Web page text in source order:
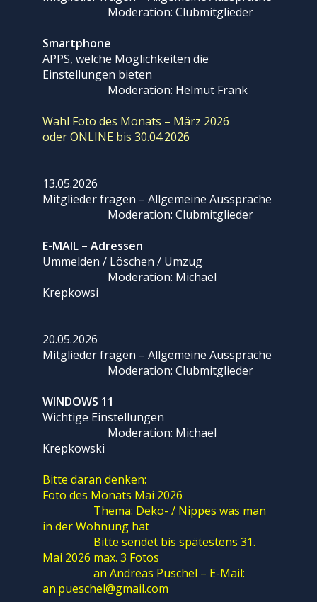
Moderation: Clubmitglieder
Smartphone
APPS, welche Möglichkeiten die
Einstellungen bieten
Moderation: Helmut Frank
Wahl Foto des Monats – März 2026
oder ONLINE bis 30.04.2026
13.05.2026
Mitglieder fragen – Allgemeine Aussprache
Moderation: Clubmitglieder
E-MAIL – Adressen
Ummelden / Löschen / Umzug
Moderation: Michael
Krepkowsi
20.05.2026
Mitglieder fragen – Allgemeine Aussprache
Moderation: Clubmitglieder
WINDOWS 11
Wichtige Einstellungen
Moderation: Michael
Krepkowski
Bitte daran denken:
Foto des Monats Mai 2026
Thema: Deko- / Nippes was man
in der Wohnung hat
Bitte sendet bis spätestens 31.
Mai 2026 max. 3 Fotos
an Andreas Püschel – E-Mail:
an.pueschel@gmail.com